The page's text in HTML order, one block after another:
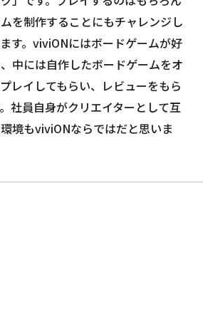
を制作することにもチャレンジし
す。viviONにはボードゲームが好
中には自作したボードゲームをオ
レイしてもらい、レビューをもら
社員自身がクリエイターとして互
境もviviONならではだと思いま